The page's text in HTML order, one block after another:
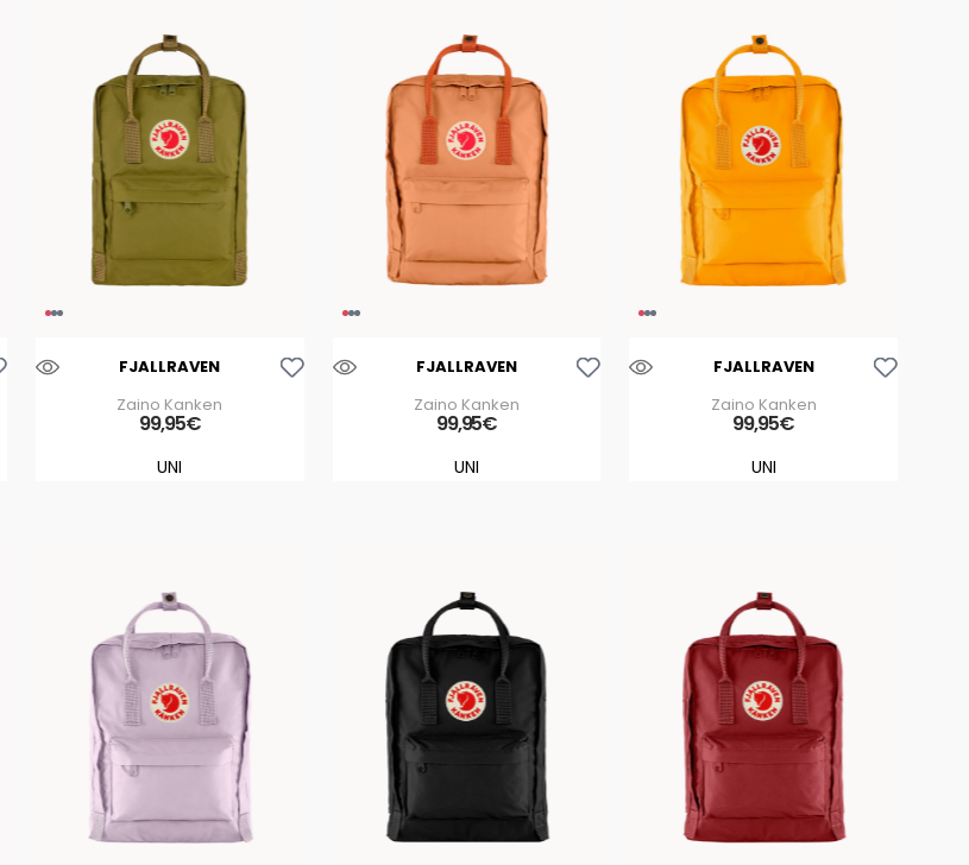
FJALLRAVEN
Zaino Kanken
99,95€
FJALLRAVEN
Zaino Kanken
99,95€
FJALLRAVEN
Zaino Kanken
99,95€